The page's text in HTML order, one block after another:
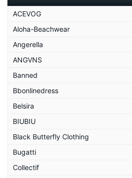
ACEVOG
Aloha-Beachwear
Angerella
ANGVNS
Banned
Bbonlinedress
Belsira
BIUBIU
Black Butterfly Clothing
Bugatti
Collectif